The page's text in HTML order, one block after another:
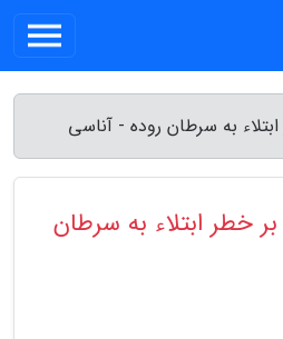
به سرطان روده - آناسی
خطر ابتلاء به سرطان